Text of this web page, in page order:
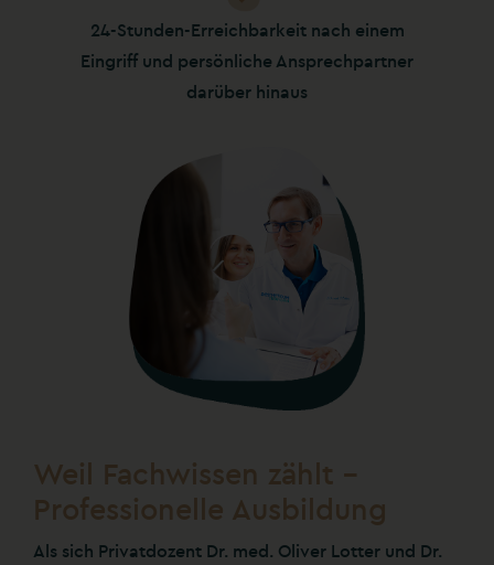
24-Stunden-Erreichbarkeit nach einem
Eingriff und persönliche Ansprechpartner
darüber hinaus
Weil Fachwissen zählt –
Professionelle Ausbildung
Als sich Privatdozent Dr. med. Oliver Lotter und Dr.